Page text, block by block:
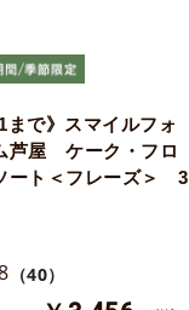
まで》スマイルフォ
芦屋 ケーク・フロ
ート＜フレーズ＞ 3
（40）